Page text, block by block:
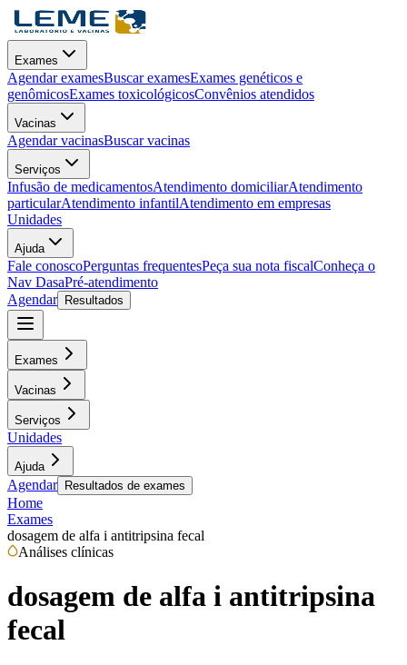
Exames
Agendar examesBuscar examesExames genéticos e
genômicosExames toxicológicosConvênios atendidos
Vacinas
Agendar vacinasBuscar vacinas
Serviços
Infusão de medicamentosAtendimento domiciliarAtendimento
particularAtendimento infantilAtendimento em empresas
Unidades
Ajuda
Fale conoscoPerguntas frequentesPeça sua nota fiscalConheça o
Nav DasaPré-atendimento
Agendar
Resultados
Exames
Vacinas
Serviços
Unidades
Ajuda
Agendar Resultados de exames
Home
Exames
dosagem de alfa i antitripsina fecal
Análises clínicas
dosagem de alfa i antitripsina
fecal